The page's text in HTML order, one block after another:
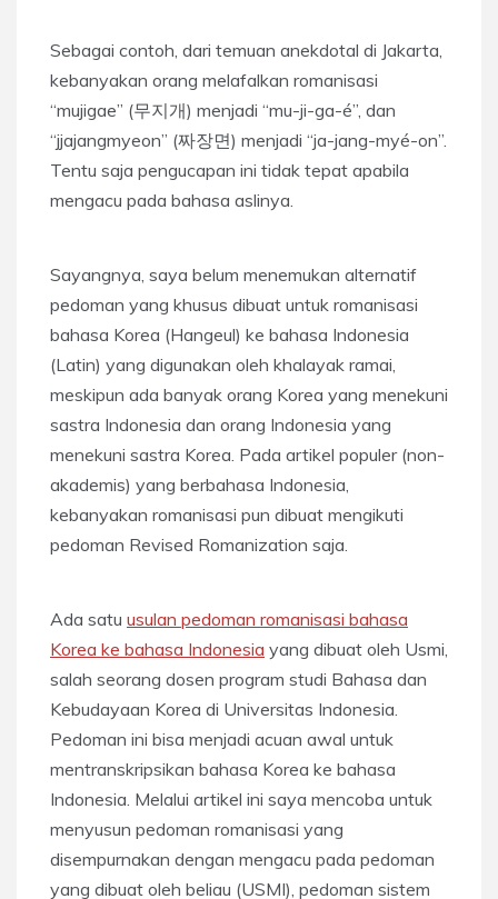
Sebagai contoh, dari temuan anekdotal di Jakarta,
kebanyakan orang melafalkan romanisasi
“mujigae” (무지개) menjadi “mu-ji-ga-é”, dan
“jjajangmyeon” (짜장면) menjadi “ja-jang-myé-on”.
Tentu saja pengucapan ini tidak tepat apabila
mengacu pada bahasa aslinya.
Sayangnya, saya belum menemukan alternatif
pedoman yang khusus dibuat untuk romanisasi
bahasa Korea (Hangeul) ke bahasa Indonesia
(Latin) yang digunakan oleh khalayak ramai,
meskipun ada banyak orang Korea yang menekuni
sastra Indonesia dan orang Indonesia yang
menekuni sastra Korea. Pada artikel populer (non-
akademis) yang berbahasa Indonesia,
kebanyakan romanisasi pun dibuat mengikuti
pedoman Revised Romanization saja.
Ada satu usulan pedoman romanisasi bahasa
Korea ke bahasa Indonesia yang dibuat oleh Usmi,
salah seorang dosen program studi Bahasa dan
Kebudayaan Korea di Universitas Indonesia.
Pedoman ini bisa menjadi acuan awal untuk
mentranskripsikan bahasa Korea ke bahasa
Indonesia. Melalui artikel ini saya mencoba untuk
menyusun pedoman romanisasi yang
disempurnakan dengan mengacu pada pedoman
yang dibuat oleh beliau (USMI), pedoman sistem